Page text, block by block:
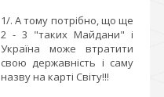
1/. А тому потрібно, що ще
2 - 3 "таких Майдани" і
Україна може втратити
свою державність і саму
назву на карті Світу!!!